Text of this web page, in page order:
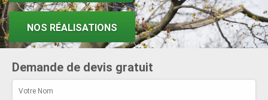
NOS RÉALISATIONS
Demande de devis gratuit